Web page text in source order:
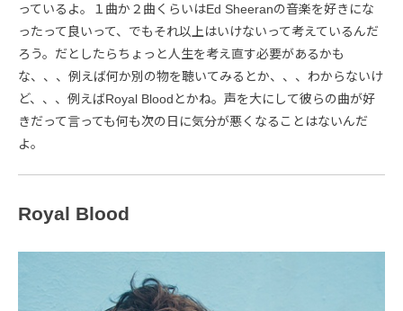
っているよ。１曲か２曲くらいはEd Sheeranの音楽を好きにな
ったって良いって、でもそれ以上はいけないって考えているんだ
ろう。だとしたらちょっと人生を考え直す必要があるかも
な、、、例えば何か別の物を聴いてみるとか、、、わからないけ
ど、、、例えばRoyal Bloodとかね。声を大にして彼らの曲が好
きだって言っても何も次の日に気分が悪くなることはないんだ
よ。
Royal Blood